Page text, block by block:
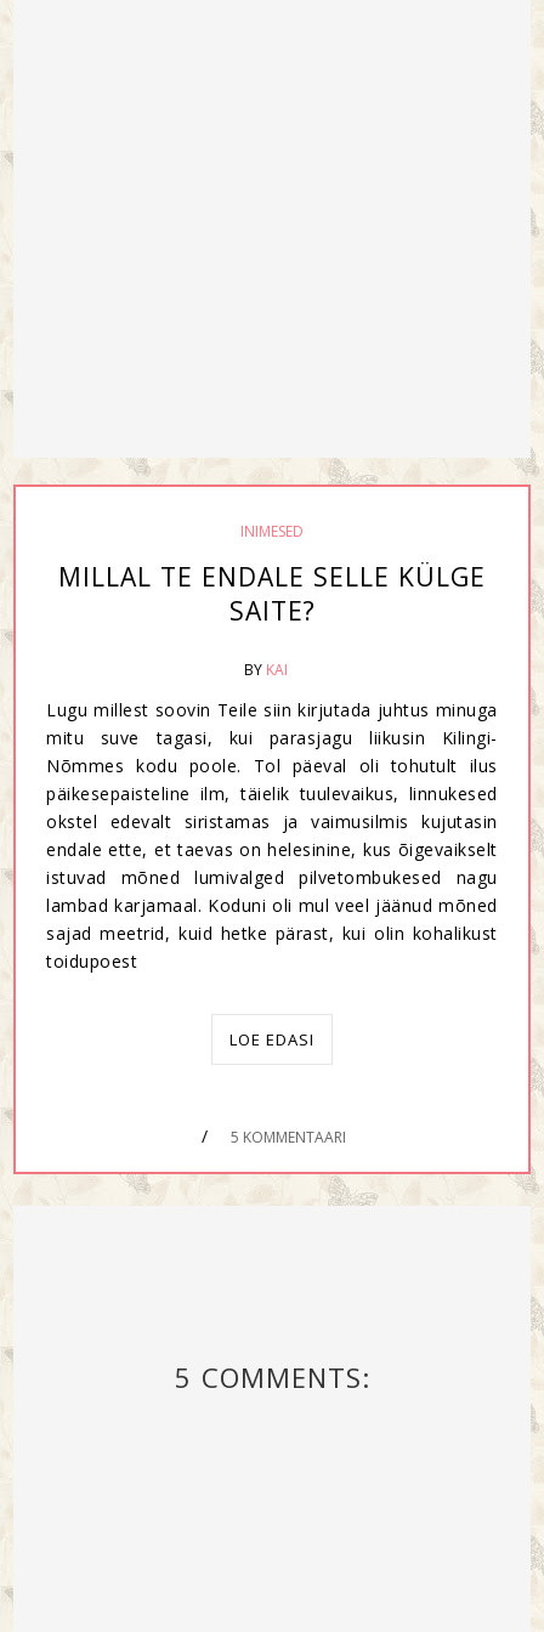
INIMESED
MILLAL TE ENDALE SELLE KÜLGE
SAITE?
BY KAI
Lugu millest soovin Teile siin kirjutada juhtus minuga
mitu suve tagasi, kui parasjagu liikusin Kilingi-
Nõmmes kodu poole. Tol päeval oli tohutult ilus
päikesepaisteline ilm, täielik tuulevaikus, linnukesed
okstel edevalt siristamas ja vaimusilmis kujutasin
endale ette, et taevas on helesinine, kus õigevaikselt
istuvad mõned lumivalged pilvetombukesed nagu
lambad karjamaal. Koduni oli mul veel jäänud mõned
sajad meetrid, kuid hetke pärast, kui olin kohalikust
toidupoest
LOE EDASI
/ 5 KOMMENTAARI
5 COMMENTS: